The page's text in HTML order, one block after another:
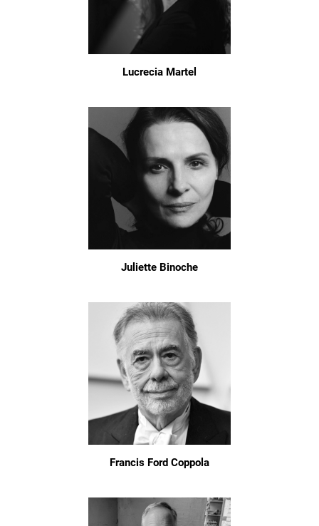
Lucrecia Martel
Juliette Binoche
Francis Ford Coppola